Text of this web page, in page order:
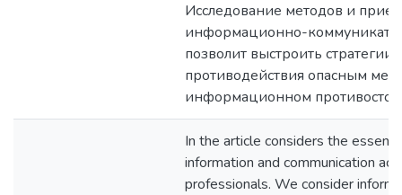
Исследование методов и
информационно-
позволит выстроить
противодействия опасным
информационном
In the article considers the
information and communication
professionals. We consider